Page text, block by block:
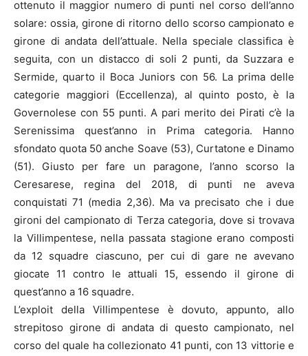
ottenuto il maggior numero di punti nel corso dell’anno
solare: ossia, girone di ritorno dello scorso campionato e
girone di andata dell’attuale. Nella speciale classifica è
seguita, con un distacco di soli 2 punti, da Suzzara e
Sermide, quarto il Boca Juniors con 56. La prima delle
categorie maggiori (Eccellenza), al quinto posto, è la
Governolese con 55 punti. A pari merito dei Pirati c’è la
Serenissima quest’anno in Prima categoria. Hanno
sfondato quota 50 anche Soave (53), Curtatone e Dinamo
(51). Giusto per fare un paragone, l’anno scorso la
Ceresarese, regina del 2018, di punti ne aveva
conquistati 71 (media 2,36). Ma va precisato che i due
gironi del campionato di Terza categoria, dove si trovava
la Villimpentese, nella passata stagione erano composti
da 12 squadre ciascuno, per cui di gare ne avevano
giocate 11 contro le attuali 15, essendo il girone di
quest’anno a 16 squadre.
L’exploit della Villimpentese è dovuto, appunto, allo
strepitoso girone di andata di questo campionato, nel
corso del quale ha collezionato 41 punti, con 13 vittorie e